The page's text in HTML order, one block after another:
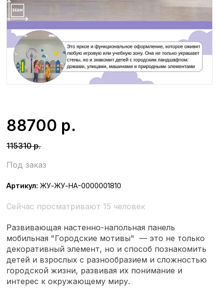
88700 р.
115310р.
Под заказ
Артикул: ЖУ-ЖУ-НА-0000001810
Сейчас просматривают 15 человек
Развивающая настенно-напольная панель
мобильная "Городские мотивы" — это не только
декоративный элемент, но и способ познакомить
детей и взрослых с разнообразием и сложностью
городской жизни, развивая их понимание и
интерес к окружающему миру.